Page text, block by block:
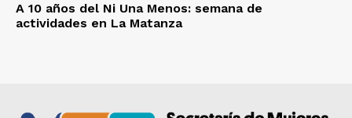
A 10 años del Ni Una Menos: semana de
actividades en La Matanza